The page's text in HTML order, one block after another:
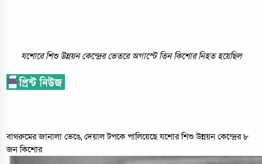
যশোরে শিশু উন্নয়ন কেন্দ্রের ভেতরে অগাস্টে তিন কিশোর নিহত হয়েছিল
বাথরুমের জানালা ভেঙে, দেয়াল টপকে পালিয়েছে যশোর শিশু উন্নয়ন কেন্দ্রের ৮
জন কিশোর